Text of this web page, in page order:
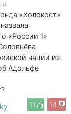
#
«Холокост»
«России 1»
нации из-
Адольфе
11
14